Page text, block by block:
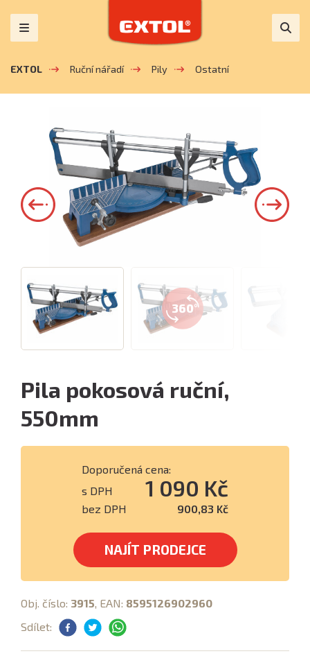
EXTOL Ruční nářadí Pily Ostatní
360°
Pila pokosová ruční,
550mm
Doporučená cena:
s DPH
1 090 Kč
bez DPH 900,83 Kč
NAJÍT PRODEJCE
Obj. číslo: 3915, EAN: 8595126902960
Sdílet: